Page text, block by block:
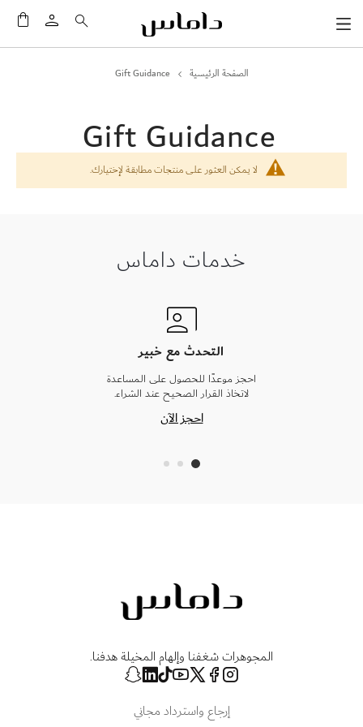
الصفحة الرئيسية Gift Guidance
Gift Guidance
لا يمكن العثور على منتجات مطابقة لإختيارك.
خدمات داماس
التحدث مع خبير
احجز موعدًا للحصول على المساعدة
لاتخاذ القرار الصحيح عند الشراء.
احجز الآن
المجوهرات شغفنا وإلهام المخيلة هدفنا.
إرجاع واسترداد مجاني